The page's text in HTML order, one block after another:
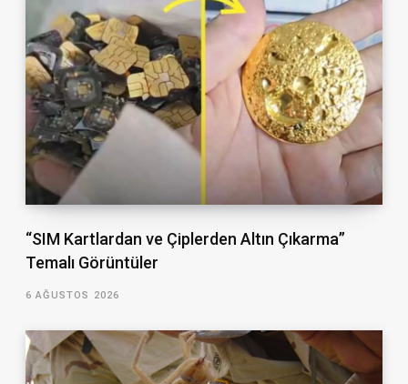
“SIM Kartlardan ve Çiplerden Altın Çıkarma”
Temalı Görüntüler
6 AĞUSTOS 2026